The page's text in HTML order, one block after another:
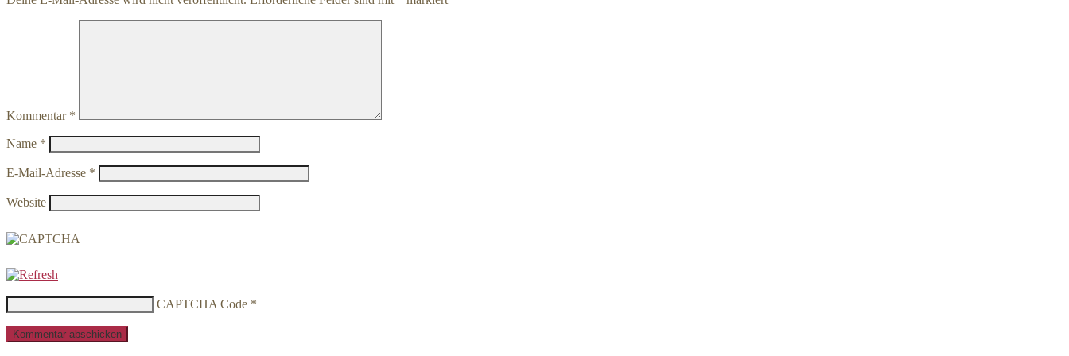
Kommentar *
Name *
E-Mail-Adresse *
Website
CAPTCHA Code *